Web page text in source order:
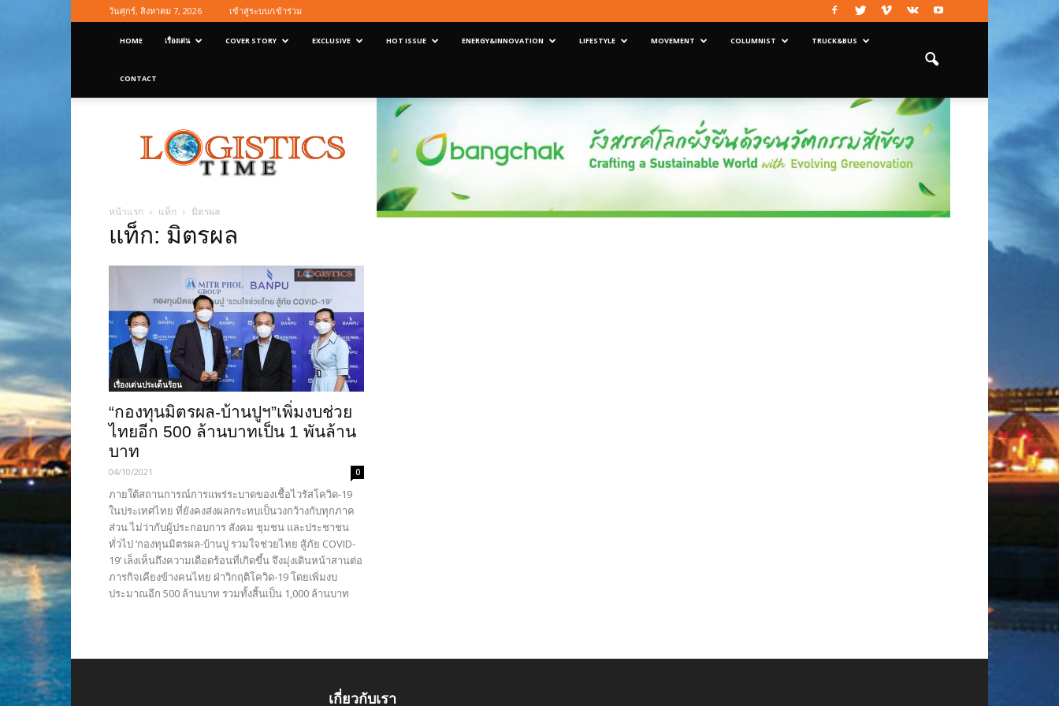
วันศุกร์, สิงหาคม 7, 2026 เข้าสู่ระบบ/เข้าร่วม
HOME เรื่องเด่น COVER STORY EXCLUSIVE HOT ISSUE ENERGY&INNOVATION LIFESTYLE MOVEMENT COLUMNIST TRUCK&BUS
CONTACT
Magazine
หน้าแรก แท็ก มิตรผล
แท็ก: มิตรผล
เรื่องเด่นประเด็นร้อน
“กองทุนมิตรผล-บ้านปูฯ”เพิ่มงบช่วย
ไทยอีก 500 ล้านบาทเป็น 1 พันล้าน
บาท
04/10/2021 0
ภายใต้สถานการณ์การแพร่ระบาดของเชื้อไวรัสโควิด-19
ในประเทศไทย ที่ยังคงส่งผลกระทบเป็นวงกว้างกับทุกภาค
ส่วน ไม่ว่ากับผู้ประกอบการ สังคม ชุมชน และประชาชน
ทั่วไป ‘กองทุนมิตรผล-บ้านปู รวมใจช่วยไทย สู้ภัย COVID-
19’ เล็งเห็นถึงความเดือดร้อนที่เกิดขึ้น จึงมุ่งเดินหน้าสานต่อ
ภารกิจเคียงข้างคนไทย ฝ่าวิกฤติโควิด-19 โดยเพิ่มงบ
ประมาณอีก 500 ล้านบาท รวมทั้งสิ้นเป็น 1,000 ล้านบาท
เกี่ยวกับเรา